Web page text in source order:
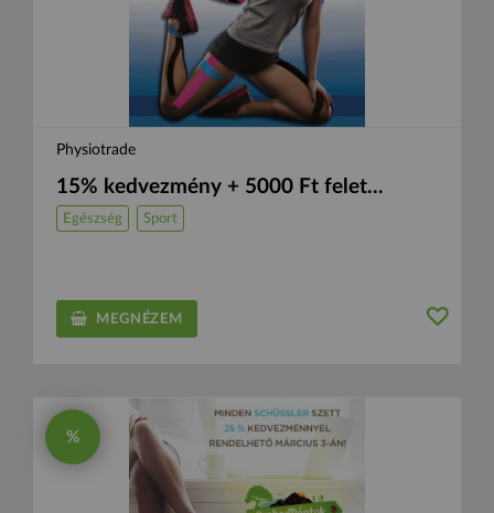
Physiotrade
15% kedvezmény + 5000 Ft felet...
Egészség Sport
MEGNÉZEM
%